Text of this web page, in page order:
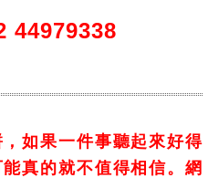
44979338
如果一件事聽起來好得
真的就不值得相信。網